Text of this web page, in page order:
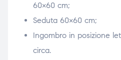
60×60 cm;
Seduta 60×60 cm;
Ingombro in posizione
circa.